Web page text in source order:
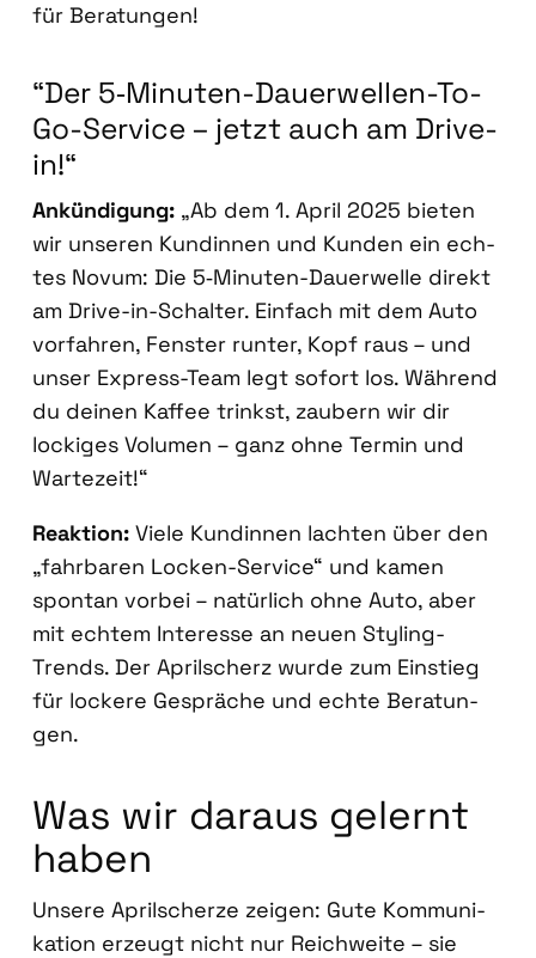
für Bera­tun­gen!
“Der 5‑Mi­nu­ten-Dau­er­wel­len-To-
Go-Ser­vice – jetzt auch am Dri­ve-
in!“
Ankün­di­gung: „Ab dem 1. April 2025 bie­ten
wir unse­ren Kun­din­nen und Kun­den ein ech­
tes Novum: Die 5‑Mi­nu­ten-Dau­er­wel­le direkt
am Dri­ve-in-Schal­ter. Ein­fach mit dem Auto
vor­fah­ren, Fens­ter run­ter, Kopf raus – und
unser Express-Team legt sofort los. Wäh­rend
du dei­nen Kaf­fee trinkst, zau­bern wir dir
locki­ges Volu­men – ganz ohne Ter­min und
War­te­zeit!“
Reak­ti­on: Vie­le Kun­din­nen lach­ten über den
„fahr­ba­ren Locken-Ser­vice“ und kamen
spon­tan vor­bei – natür­lich ohne Auto, aber
mit ech­tem Inter­es­se an neu­en Sty­ling-
Trends. Der April­scherz wur­de zum Ein­stieg
für locke­re Gesprä­che und ech­te Bera­tun­
gen.
Was wir dar­aus gelernt
haben
Unse­re April­scher­ze zei­gen: Gute Kom­mu­ni­
ka­ti­on erzeugt nicht nur Reich­wei­te – sie